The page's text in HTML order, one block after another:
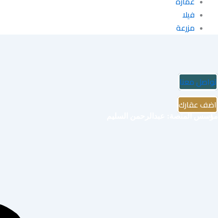
فيلا
مزرعة
تواصل معنا
اضف عقارك
مؤسس المنصة: عبدالرحمن السليم